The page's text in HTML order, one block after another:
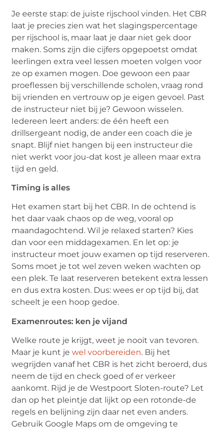
Je eerste stap: de juiste rijschool vinden. Het CBR
laat je precies zien wat het slagingspercentage
per rijschool is, maar laat je daar niet gek door
maken. Soms zijn die cijfers opgepoetst omdat
leerlingen extra veel lessen moeten volgen voor
ze op examen mogen. Doe gewoon een paar
proeflessen bij verschillende scholen, vraag rond
bij vrienden en vertrouw op je eigen gevoel. Past
de instructeur niet bij je? Gewoon wisselen.
Iedereen leert anders: de één heeft een
drillsergeant nodig, de ander een coach die je
snapt. Blijf niet hangen bij een instructeur die
niet werkt voor jou-dat kost je alleen maar extra
tijd en geld.
Timing is alles
Het examen start bij het CBR. In de ochtend is
het daar vaak chaos op de weg, vooral op
maandagochtend. Wil je relaxed starten? Kies
dan voor een middagexamen. En let op: je
instructeur moet jouw examen op tijd reserveren.
Soms moet je tot wel zeven weken wachten op
een plek. Te laat reserveren betekent extra lessen
en dus extra kosten. Dus: wees er op tijd bij, dat
scheelt je een hoop gedoe.
Examenroutes: ken je vijand
Welke route je krijgt, weet je nooit van tevoren.
Maar je kunt jewel voorbereiden. Bij het
wegrijden vanaf het CBR is het zicht beroerd, dus
neem de tijd en check goed of er verkeer
aankomt. Rijd je de Westpoort Sloten-route? Let
dan op het pleintje dat lijkt op een rotonde-de
regels en belijning zijn daar net even anders.
Gebruik Google Maps om de omgeving te